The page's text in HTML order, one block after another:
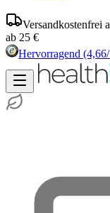
Versandkostenfrei
ab 25 €
Hervorragend